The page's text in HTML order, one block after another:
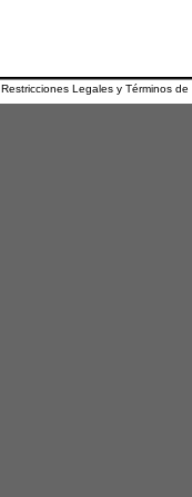
Restricciones Legales y Términos de